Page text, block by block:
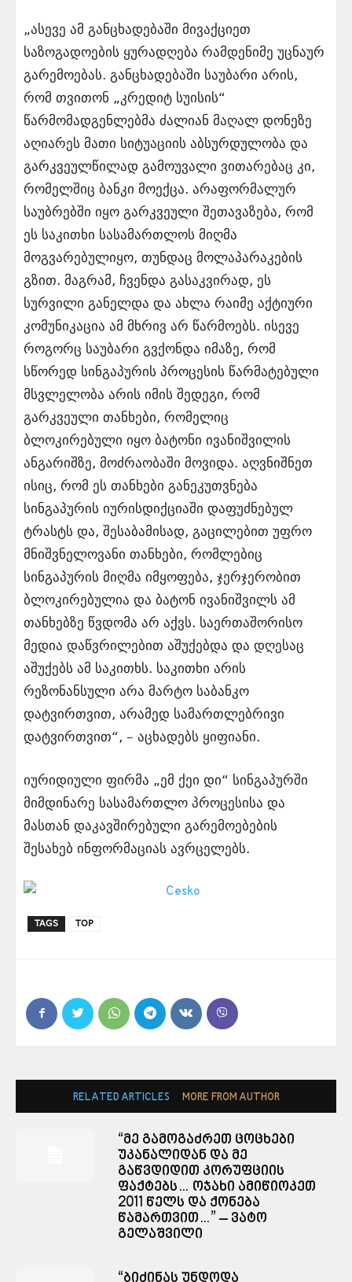
„ასევე ამ განცხადებაში მივაქციეთ
საზოგადოების ყურადღება რამდენიმე უცნაურ
გარემოებას. განცხადებაში საუბარი არის,
რომ თვითონ „კრედიტ სუისის“
წარმომადგენლებმა ძალიან მაღალ დონეზე
აღიარეს მათი სიტუაციის აბსურდულობა და
გარკვეულწილად გამოუვალი ვითარებაც კი,
რომელშიც ბანკი მოექცა. არაფორმალურ
საუბრებში იყო გარკვეული შეთავაზება, რომ
ეს საკითხი სასამართლოს მიღმა
მოგვარებულიყო, თუნდაც მოლაპარაკების
გზით. მაგრამ, ჩვენდა გასაკვირად, ეს
სურვილი განელდა და ახლა რაიმე აქტიური
კომუნიკაცია ამ მხრივ არ წარმოებს. ისევე
როგორც საუბარი გვქონდა იმაზე, რომ
სწორედ სინგაპურის პროცესის წარმატებული
მსვლელობა არის იმის შედეგი, რომ
გარკვეული თანხები, რომელიც
ბლოკირებული იყო ბატონი ივანიშვილის
ანგარიშზე, მოძრაობაში მოვიდა. აღვნიშნეთ
ისიც, რომ ეს თანხები განეკუთვნება
სინგაპურის იურისდიქციაში დაფუძნებულ
ტრასტს და, შესაბამისად, გაცილებით უფრო
მნიშვნელოვანი თანხები, რომლებიც
სინგაპურის მიღმა იმყოფება, ჯერჯერობით
ბლოკირებულია და ბატონ ივანიშვილს ამ
თანხებზე წვდომა არ აქვს. საერთაშორისო
მედია დაწვრილებით აშუქებდა და დღესაც
აშუქებს ამ საკითხს. საკითხი არის
რეზონანსული არა მარტო საბანკო
დატვირთვით, არამედ სამართლებრივი
დატვირთვით“, – აცხადებს ყიფიანი.
იურიდიული ფირმა „ემ ქეი დი“ სინგაპურში
მიმდინარე სასამართლო პროცესისა და
მასთან დაკავშირებული გარემოებების
შესახებ ინფორმაციას ავრცელებს.
TAGS TOP
RELATED ARTICLES MORE FROM AUTHOR
“მე გამოგაძრეთ ცოცხები
უკანალიდან და მე
გაწვდიდით კორუფციის
ფაქტებს… ოჯახი ამიწიოკეთ
2011 წელს და ქონება
წამართვით…” – ვატო
გელაშვილი
“ბიძინას უნდოდა